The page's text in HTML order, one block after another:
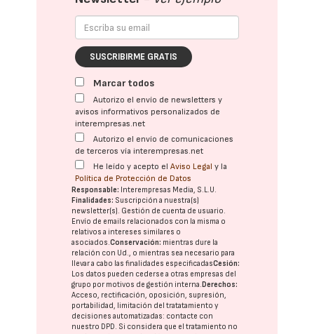
SUSCRIBIRME GRATIS
Marcar todos
Autorizo el envío de newsletters y
avisos informativos personalizados de
interempresas.net
Autorizo el envío de comunicaciones
de terceros vía interempresas.net
He leído y acepto elAviso Legal y la
Política de Protección de Datos
Responsable: Interempresas Media, S.L.U.
Finalidades: Suscripción a nuestra(s)
newsletter(s). Gestión de cuenta de usuario.
Envío de emails relacionados con la misma o
relativos a intereses similares o
asociados.Conservación: mientras dure la
relación con Ud., o mientras sea necesario para
llevar a cabo las finalidades especificadasCesión:
Los datos pueden cederse a otras empresas del
grupo por motivos de gestión interna. Derechos:
Acceso, rectificación, oposición, supresión,
portabilidad, limitación del tratatamiento y
decisiones automatizadas: contacte con
nuestro DPD. Si considera que el tratamiento no